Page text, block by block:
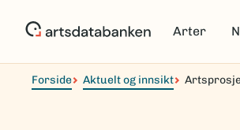
Arter
Forside Aktuelt og innsikt